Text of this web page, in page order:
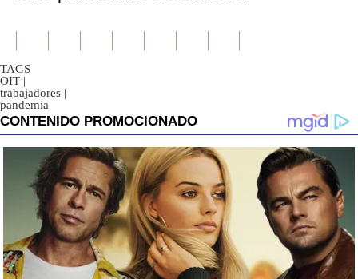
TAGS
OIT |
trabajadores |
pandemia